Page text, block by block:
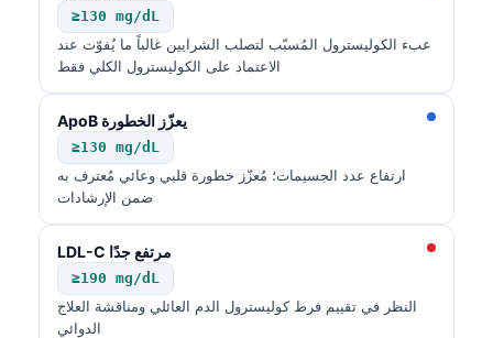
≥130 mg/dL
عبء الكوليسترول المُسبّب لتصلب الشرايين غالباً ما يُفوّت عند
الاعتماد على الكوليسترول الكلي فقط
ApoB يعزّز الخطورة
≥130 mg/dL
ارتفاع عدد الجسيمات؛ مُعزّز خطورة قلبي وعائي مُعترف به
ضمن الإرشادات
LDL-C مرتفع جدًا
≥190 mg/dL
النظر في تقييم فرط كوليسترول الدم العائلي ومناقشة العلاج
الدوائي